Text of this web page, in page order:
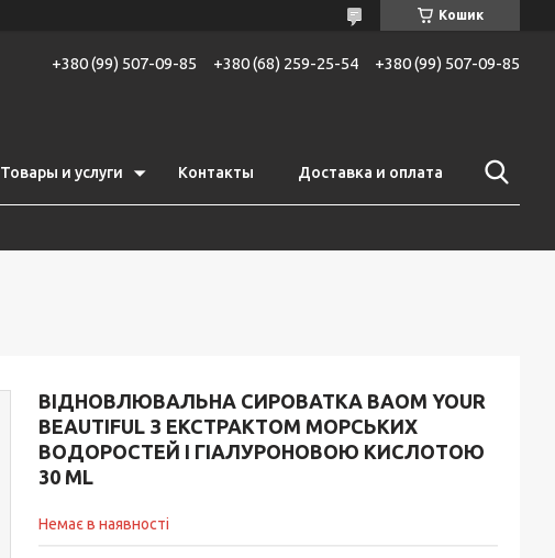
Кошик
+380 (99) 507-09-85 +380 (68) 259-25-54 +380 (99) 507-09-85
Товары и услуги Контакты Доставка и оплата
ВІДНОВЛЮВАЛЬНА СИРОВАТКА BAOM YOUR
BEAUTIFUL З ЕКСТРАКТОМ МОРСЬКИХ
ВОДОРОСТЕЙ І ГІАЛУРОНОВОЮ КИСЛОТОЮ
30 ML
Немає в наявності